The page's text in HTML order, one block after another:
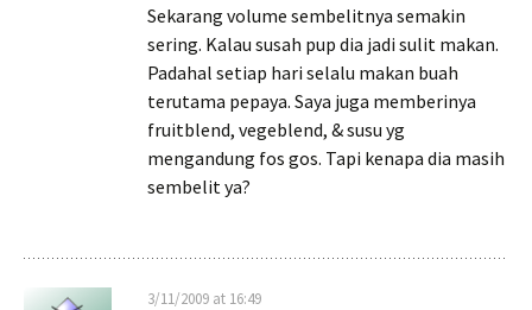
Sekarang volume sembelitnya semakin
sering. Kalau susah pup dia jadi sulit makan.
Padahal setiap hari selalu makan buah
terutama pepaya. Saya juga memberinya
fruitblend, vegeblend, & susu yg
mengandung fos gos. Tapi kenapa dia masih
sembelit ya?
3/11/2009 at 16:49